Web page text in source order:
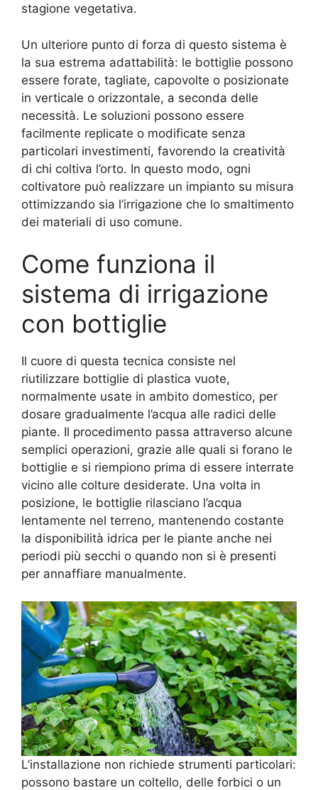
stagione vegetativa.
Un ulteriore punto di forza di questo sistema è
la sua estrema adattabilità: le bottiglie possono
essere forate, tagliate, capovolte o posizionate
in verticale o orizzontale, a seconda delle
necessità. Le soluzioni possono essere
facilmente replicate o modificate senza
particolari investimenti, favorendo la creatività
di chi coltiva l’orto. In questo modo, ogni
coltivatore può realizzare un impianto su misura
ottimizzando sia l’irrigazione che lo smaltimento
dei materiali di uso comune.
Come funziona il
sistema di irrigazione
con bottiglie
Il cuore di questa tecnica consiste nel
riutilizzare bottiglie di plastica vuote,
normalmente usate in ambito domestico, per
dosare gradualmente l’acqua alle radici delle
piante. Il procedimento passa attraverso alcune
semplici operazioni, grazie alle quali si forano le
bottiglie e si riempiono prima di essere interrate
vicino alle colture desiderate. Una volta in
posizione, le bottiglie rilasciano l’acqua
lentamente nel terreno, mantenendo costante
la disponibilità idrica per le piante anche nei
periodi più secchi o quando non si è presenti
per annaffiare manualmente.
L’installazione non richiede strumenti particolari:
possono bastare un coltello, delle forbici o un